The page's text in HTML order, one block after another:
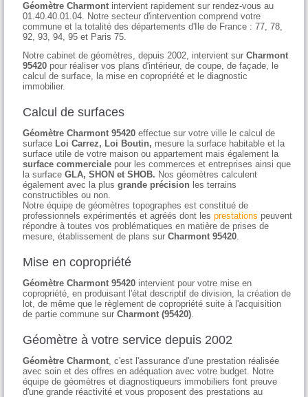
Géomètre Charmont intervient rapidement sur rendez-vous au
01.40.40.01.04. Notre secteur d'intervention comprend votre
commune et la totalité des départements d'Ile de France : 77, 78,
92, 93, 94, 95 et Paris 75.
Notre cabinet de géomètres, depuis 2002, intervient surCharmont
95420 pour réaliser vos plans d'intérieur, de coupe, de façade, le
calcul de surface, la mise en copropriété et le diagnostic
immobilier.
Calcul de surfaces
Géomètre Charmont 95420 effectue sur votre ville le calcul de
surface Loi Carrez, Loi Boutin, mesure la surface habitable et la
surface utile de votre maison ou appartement mais également la
surface commerciale pour les commerces et entreprises ainsi que
la surfaceGLA, SHON et SHOB. Nos géomètres calculent
également avec la plusgrande précision les terrains
constructibles ou non.
Notre équipe de géomètres topographes est constitué de
professionnels expérimentés et agréés dont lesprestations peuvent
répondre à toutes vos problématiques en matière de prises de
mesure, établissement de plans surCharmont 95420.
Mise en copropriété
Géomètre Charmont 95420 intervient pour votre mise en
copropriété, en produisant l'état descriptif de division, la création de
lot, de même que le règlement de copropriété suite à l'acquisition
de partie commune surCharmont (95420).
Géomètre à votre service depuis 2002
Géomètre Charmont, c'est l'assurance d'une prestation réalisée
avec soin et des offres en adéquation avec votre budget. Notre
équipe de géomètres et diagnostiqueurs immobiliers font preuve
d'une grande réactivité et vous proposent des prestations au